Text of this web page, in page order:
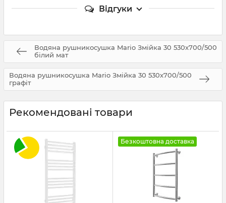
Відгуки
Водяна рушникосушка Mario Змійка 30 530х700/500
білий мат
Водяна рушникосушка Mario Змійка 30 530х700/500
графіт
Рекомендовані товари
Безкоштовна доставка